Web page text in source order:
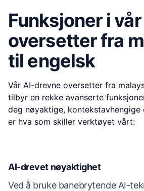
Funksjoner i vår
oversetter fra
til engelsk
Vår AI-drevne oversetter fra
tilbyr en rekke avanserte
deg nøyaktige, kontekstavhengige
er hva som skiller verktøyet vårt:
AI-drevet nøyaktighet
Ved å bruke banebrytende AI-